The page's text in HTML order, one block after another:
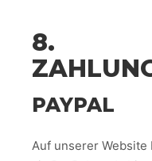
8.
PAYPAL
Auf unserer Website